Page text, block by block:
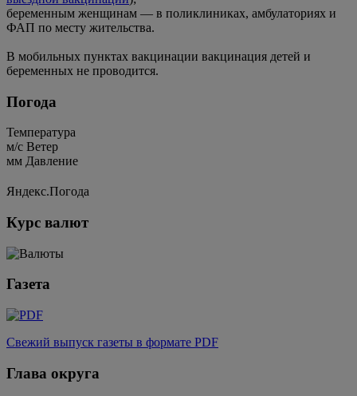
беременным женщинам — в поликлиниках, амбулаториях и
ФАП по месту жительства.
В мобильных пунктах вакцинации вакцинация детей и
беременных не проводится.
Погода
Температура
м/c Ветер
мм Давление
Яндекс.Погода
Курс валют
Газета
Свежий выпуск газеты в формате PDF
Глава округа